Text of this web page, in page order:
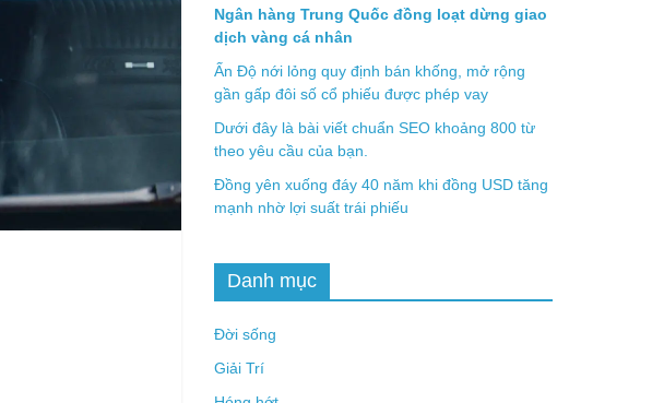
Ngân hàng Trung Quốc đồng loạt dừng giao
dịch vàng cá nhân
Ấn Độ nới lỏng quy định bán khống, mở rộng
gần gấp đôi số cổ phiếu được phép vay
Dưới đây là bài viết chuẩn SEO khoảng 800 từ
theo yêu cầu của bạn.
Đồng yên xuống đáy 40 năm khi đồng USD tăng
mạnh nhờ lợi suất trái phiếu
Danh mục
Đời sống
Giải Trí